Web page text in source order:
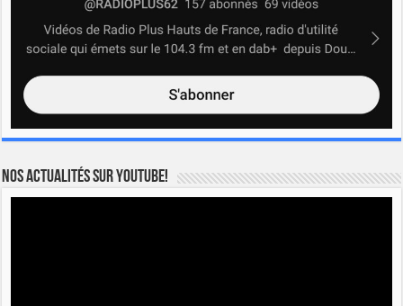
Nos actualités sur YOUTUBE!